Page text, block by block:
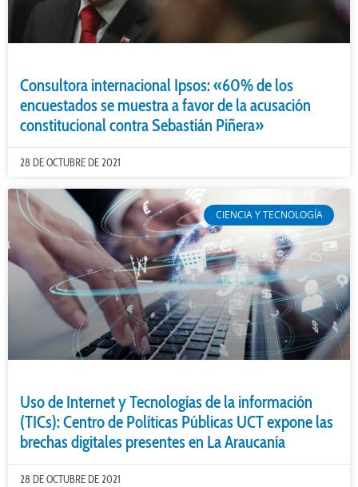
Consultora internacional Ipsos: «60% de los
encuestados se muestra a favor de la acusación
constitucional contra Sebastián Piñera»
28 DE OCTUBRE DE 2021
CIENCIA Y TECNOLOGÍA
Uso de Internet y Tecnologías de la información
(TICs): Centro de Políticas Públicas UCT expone las
brechas digitales presentes en La Araucanía
28 DE OCTUBRE DE 2021